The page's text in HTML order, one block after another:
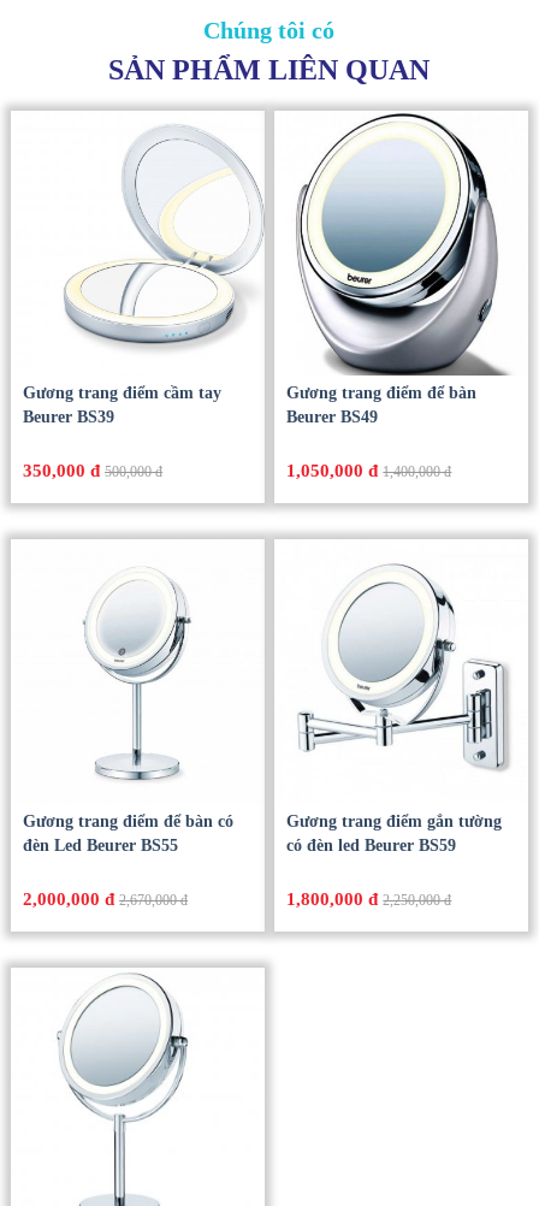
Chúng tôi có
SẢN PHẨM LIÊN QUAN
Gương trang điểm cầm tay
Beurer BS39
350,000 đ 500,000 đ
Gương trang điểm để bàn
Beurer BS49
1,050,000 đ 1,400,000 đ
Gương trang điểm để bàn có
đèn Led Beurer BS55
2,000,000 đ 2,670,000 đ
Gương trang điểm gắn tường
có đèn led Beurer BS59
1,800,000 đ 2,250,000 đ